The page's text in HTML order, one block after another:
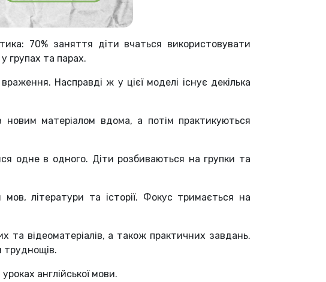
70% заняття діти вчаться використовувати
групах та парах.
Насправді ж у цієї моделі існує декілька
матеріалом вдома, а потім практикуються
одне в одного. Діти розбиваються на групки та
літератури та історії. Фокус тримається на
та відеоматеріалів, а також практичних завдань.
труднощів.
англійської мови.